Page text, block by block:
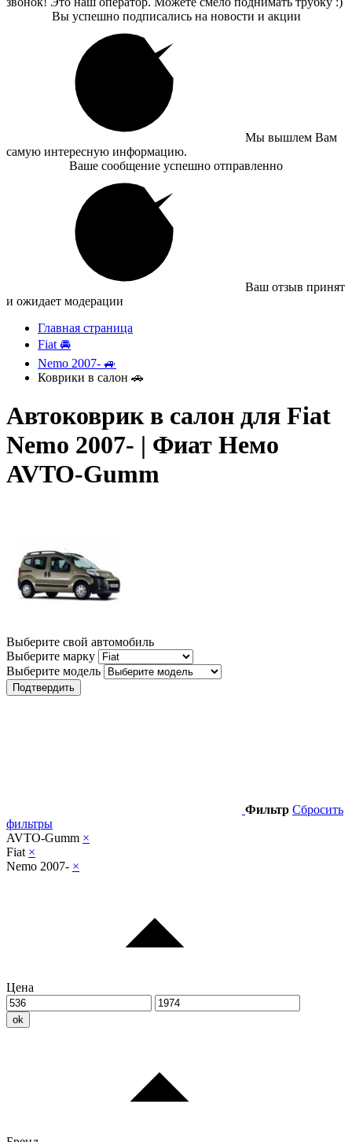
Вы успешно подписались на новости и акции
Мы вышлем Вам
самую интересную информацию.
Ваше сообщение успешно отправленно
Ваш отзыв принят
и ожидает модерации
Главная страница
Fiat 🚘
Nemo 2007- 🚙
Коврики в салон 🚗
Автоковрик в салон для Fiat
Nemo 2007- | Фиат Немо
AVTO-Gumm
Выберите свой автомобиль
Выберите марку
Выберите модель
Подтвердить
Фильтр Сбросить
фильтры
AVTO-Gumm ×
Fiat ×
Nemo 2007- ×
Цена
ok